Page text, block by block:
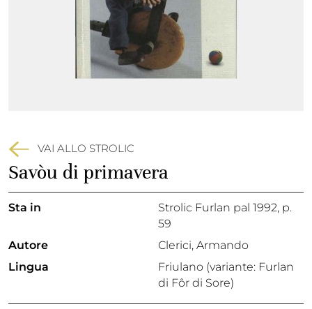
VAI ALLO STROLIC
Savòu di primavera
Sta in Strolic Furlan pal 1992, p.
59
Autore
Clerici, Armando
Lingua
Friulano (variante: Furlan
di Fôr di Sore)